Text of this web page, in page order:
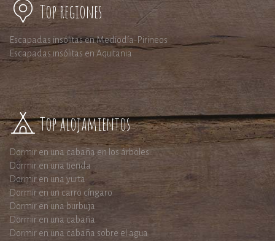
Top regiones
Escapadas insólitas en Mediodía-Pirineos
Escapadas insólitas en Aquitania
Top alojamientos
Dormir en una cabaña en los árboles
Dormir en una tienda
Dormir en una yurta
Dormir en un carro cíngaro
Dormir en una burbuja
Dormir en una cabaña
Dormir en una cabaña sobre el agua